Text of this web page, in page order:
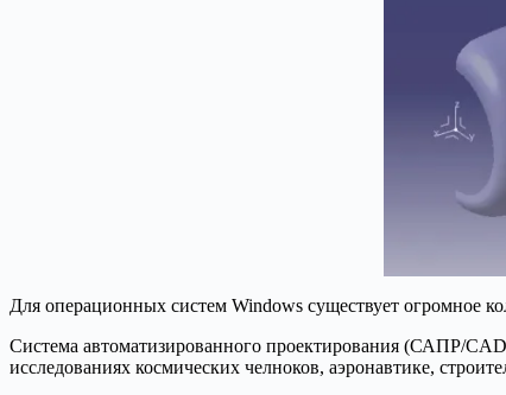
Для операционных систем Windows существует огромное
Система автоматизированного проектирования (САПР/
исследованиях космических челноков, аэронавтике,